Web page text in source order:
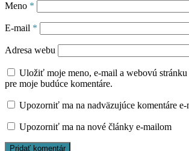
Meno *
E-mail *
Adresa webu
Uložiť moje meno, e-mail a webovú
pre moje budúce komentáre.
Upozorniť ma na nadväzujúce komentáre e-
Upozorniť ma na nové články e-mailom